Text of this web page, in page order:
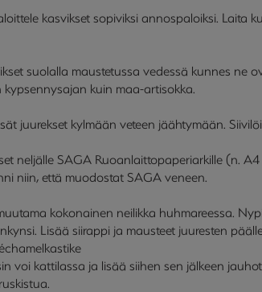
kasvikset sopiviksi annospaloiksi. Laita
suolalla maustetussa vedessä kunnes ne
kypsennysajan kuin maa-artisokka.
juurekset kylmään veteen jäähtymään.
neljälle SAGA Ruoanlaittopaperiarkille (n.
niin, että muodostat SAGA veneen.
kokonainen neilikka huhmareessa.
Lisää siirappi ja mausteet juuresten
voi kattilassa ja lisää siihen sen jälkeen